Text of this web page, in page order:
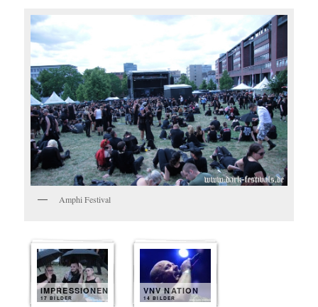
Amphi Festival
IMPRESSIONEN
17 BILDER
VNV NATION
14 BILDER